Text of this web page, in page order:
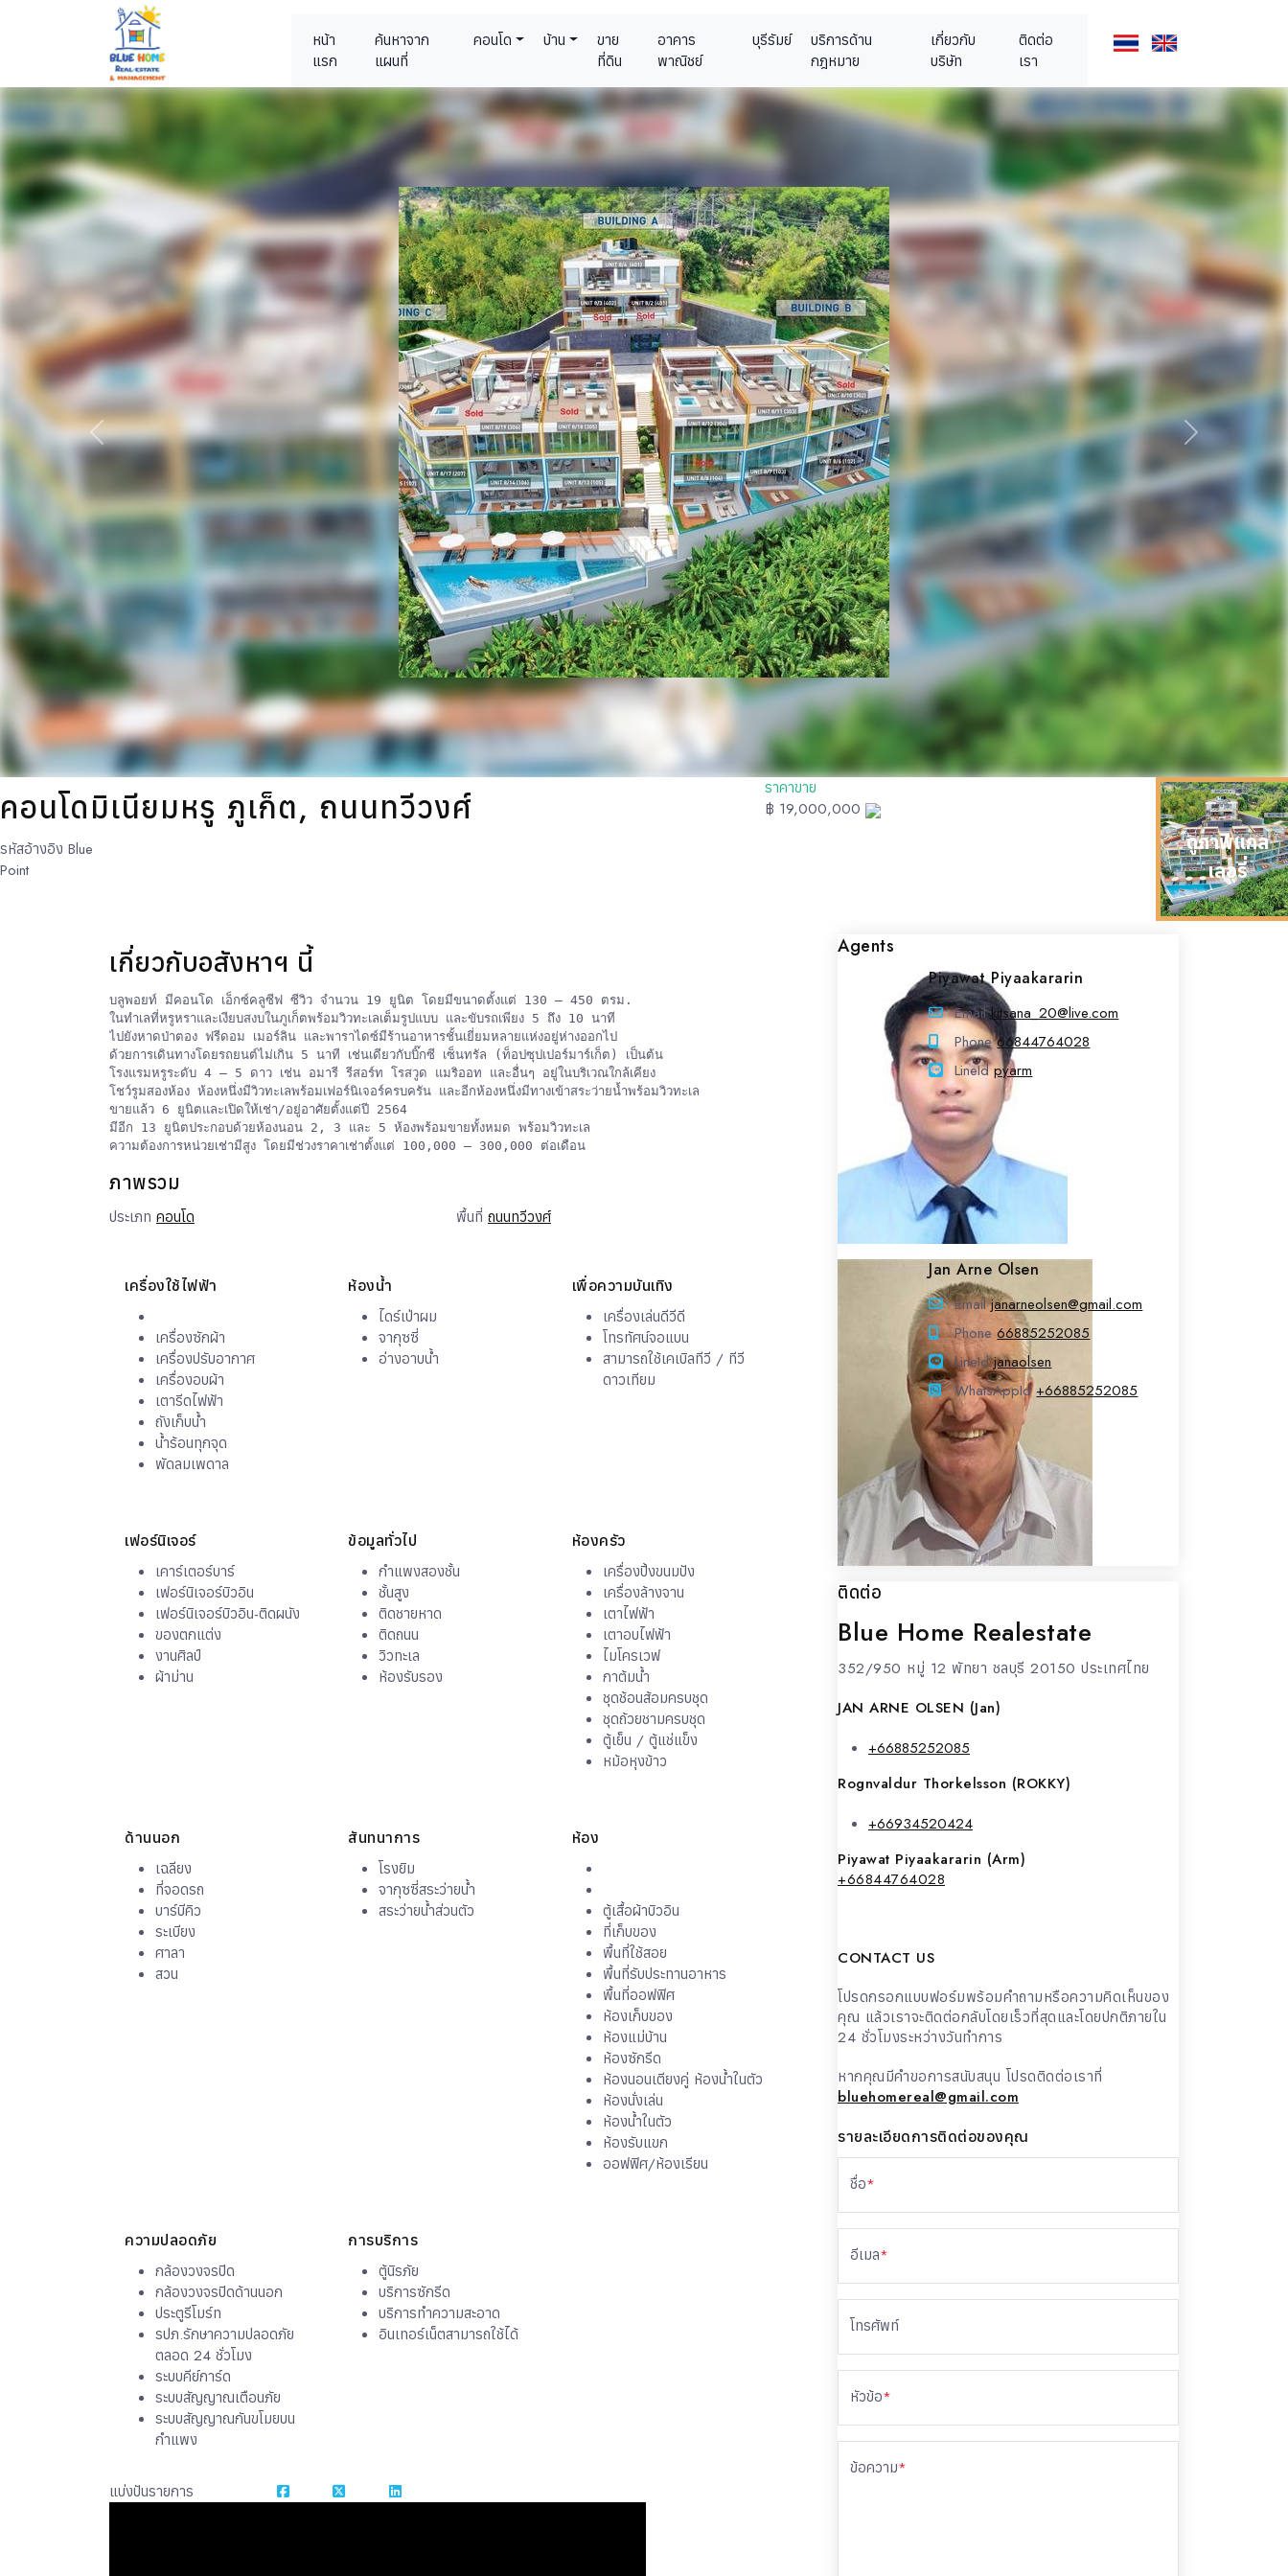
หน้า
แรก
ค้นหาจาก
แผนที่
คอนโด บ้าน
ขาย
ที่ดิน
อาคาร
พาณิชย์
บุรีรัมย์
บริการด้าน
กฎหมาย
เกี่ยวกับ
บริษัท
ติดต่อ
เรา
ก่อนหน้า ถัดไป
คอนโดมิเนียมหรู ภูเก็ต, ถนนทวีวงศ์
รหัสอ้างอิง Blue
Point
ราคาขาย
฿ 19,000,000
ดูภาพแกล
เลอรี่
เกี่ยวกับอสังหาฯ นี้
บลูพอยท์ มีคอนโด เอ็กซ์คลูซีฟ ซีวิว จำนวน 19 ยูนิต โดยมีขนาดตั้งแต่ 130 – 450 ตรม.
ในทำเลที่หรูหราและเงียบสงบในภูเก็ตพร้อมวิวทะเลเต็มรูปแบบ และขับรถเพียง 5 ถึง 10 นาที
ไปยังหาดป่าตอง ฟรีดอม เมอร์ลิน และพาราไดซ์มีร้านอาหารชั้นเยี่ยมหลายแห่งอยู่ห่างออกไป
ด้วยการเดินทางโดยรถยนต์ไม่เกิน 5 นาที เช่นเดียวกับบิ๊กซี เซ็นทรัล (ท็อปซุปเปอร์มาร์เก็ต) เป็นต้น
โรงแรมหรูระดับ 4 – 5 ดาว เช่น อมารี รีสอร์ท โรสวูด แมริออท และอื่นๆ อยู่ในบริเวณใกล้เคียง
โชว์รูมสองห้อง ห้องหนึ่งมีวิวทะเลพร้อมเฟอร์นิเจอร์ครบครัน และอีกห้องหนึ่งมีทางเข้าสระว่ายน้ำพร้อมวิวทะเล
ขายแล้ว 6 ยูนิตและเปิดให้เช่า/อยู่อาศัยตั้งแต่ปี 2564
มีอีก 13 ยูนิตประกอบด้วยห้องนอน 2, 3 และ 5 ห้องพร้อมขายทั้งหมด พร้อมวิวทะเล
ความต้องการหน่วยเช่ามีสูง โดยมีช่วงราคาเช่าตั้งแต่ 100,000 – 300,000 ต่อเดือน
ภาพรวม
ประเภท คอนโด พื้นที่ ถนนทวีวงศ์
เครื่องใช้ไฟฟ้า
เครื่องซักผ้า
เครื่องปรับอากาศ
เครื่องอบผ้า
เตารีดไฟฟ้า
ถังเก็บน้ำ
น้ำร้อนทุกจุด
พัดลมเพดาล
ห้องน้ำ
ไดร์เป่าผม
จากุซซี่
อ่างอาบน้ำ
เพื่อความบันเทิง
เครื่องเล่นดีวีดี
โทรทัศน์จอแบน
สามารถใช้เคเบิลทีวี / ทีวี
ดาวเทียม
เฟอร์นิเจอร์
เคาร์เตอร์บาร์
เฟอร์นิเจอร์บิวอิน
เฟอร์นิเจอร์บิวอิน-ติดผนัง
ของตกแต่ง
งานศิลป์
ผ้าม่าน
ข้อมูลทั่วไป
กำแพงสองชั้น
ชั้นสูง
ติดชายหาด
ติดถนน
วิวทะเล
ห้องรับรอง
ห้องครัว
เครื่องปิ้งขนมปัง
เครื่องล้างจาน
เตาไฟฟ้า
เตาอบไฟฟ้า
ไมโครเวฟ
กาต้มน้ำ
ชุดช้อนส้อมครบชุด
ชุดถ้วยชามครบชุด
ตู้เย็น / ตู้แช่แข็ง
หม้อหุงข้าว
ด้านนอก
เฉลียง
ที่จอดรถ
บาร์บีคิว
ระเบียง
ศาลา
สวน
สันทนาการ
โรงยิม
จากุซซี่สระว่ายน้ำ
สระว่ายน้ำส่วนตัว
ห้อง
ตู้เสื้อผ้าบิวอิน
ที่เก็บของ
พื้นที่ใช้สอย
พื้นที่รับประทานอาหาร
พื้นที่ออฟฟิศ
ห้องเก็บของ
ห้องแม่บ้าน
ห้องซักรีด
ห้องนอนเตียงคู่ ห้องน้ำในตัว
ห้องนั่งเล่น
ห้องน้ำในตัว
ห้องรับแขก
ออฟฟิศ/ห้องเรียน
ความปลอดภัย
กล้องวงจรปิด
กล้องวงจรปิดด้านนอก
ประตูรีโมร์ท
รปภ.รักษาความปลอดภัย
ตลอด 24 ชั่วโมง
ระบบคีย์การ์ด
ระบบสัญญาณเตือนภัย
ระบบสัญญาณกันขโมยบน
กำแพง
การบริการ
ตู้นิรภัย
บริการซักรีด
บริการทำความสะอาด
อินเทอร์เน็ตสามารถใช้ได้
แบ่งปันรายการ
Agents
Piyawat Piyaakararin
Email kitsana_20@live.com
Phone 66844764028
LineId
LineId pyarm
Jan Arne Olsen
Email janarneolsen@gmail.com
Phone 66885252085
LineId
LineId janaolsen
WhatsAppId
WhatsAppId +66885252085
ติดต่อ
Blue Home Realestate
352/950 หมู่ 12 พัทยา ชลบุรี 20150 ประเทศไทย
JAN ARNE OLSEN (Jan)
+66885252085
Rognvaldur Thorkelsson (ROKKY)
+66934520424
Piyawat Piyaakararin (Arm)
+66844764028
CONTACT US
โปรดกรอกแบบฟอร์มพร้อมคำถามหรือความคิดเห็นของ
คุณ แล้วเราจะติดต่อกลับโดยเร็วที่สุดและโดยปกติภายใน
24 ชั่วโมงระหว่างวันทำการ
หากคุณมีคำขอการสนับสนุน โปรดติดต่อเราที่
bluehomereal@gmail.com
รายละเอียดการติดต่อของคุณ
ชื่อ*
อีเมล*
โทรศัพท์
หัวข้อ*
ข้อความ*